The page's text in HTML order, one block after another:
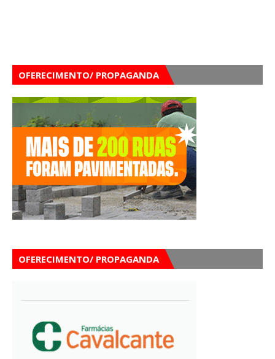
OFERECIMENTO/ PROPAGANDA
OFERECIMENTO/ PROPAGANDA